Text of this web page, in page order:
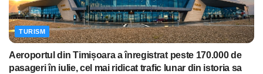
TURISM
Aeroportul din Timișoara a înregistrat peste 170.000 de
pasageri în iulie, cel mai ridicat trafic lunar din istoria sa